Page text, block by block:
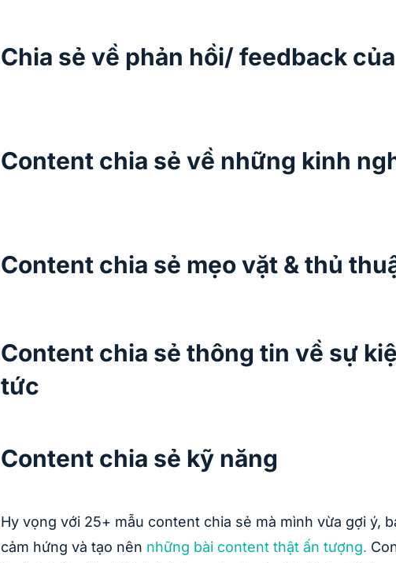
Chia sẻ về phản hồi/ feedback
Content chia sẻ về những kinh
Content chia sẻ mẹo vặt & thủ
Content chia sẻ thông tin về sự
tức
Content chia sẻ kỹ năng
Hy vọng với 25+ mẫu content chia sẻ mà mình vừa gợi ý,
cảm hứng và tạo nên những bài content thật ấn tượng.